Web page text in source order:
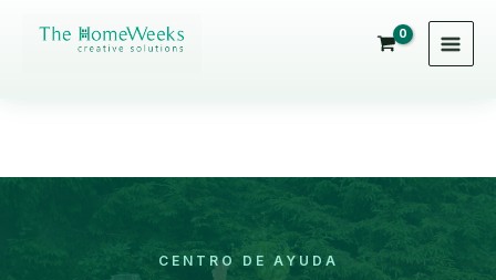
CENTRO DE AYUDA